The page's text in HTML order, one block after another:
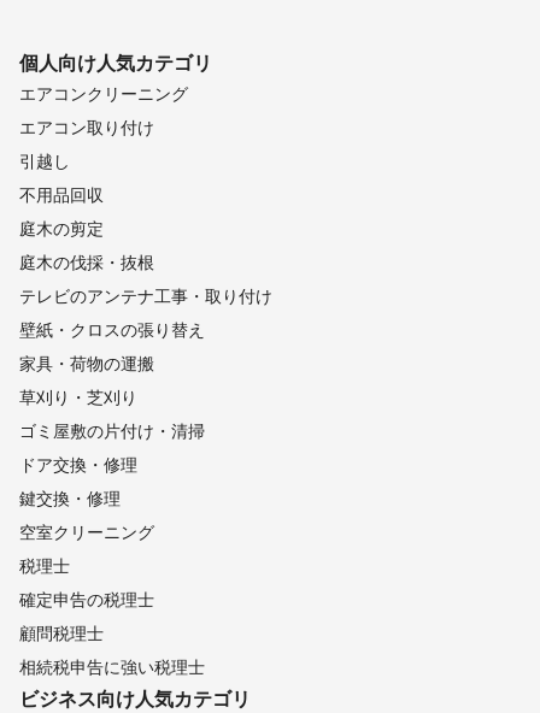
個人向け人気カテゴリ
エアコンクリーニング
エアコン取り付け
引越し
不用品回収
庭木の剪定
庭木の伐採・抜根
テレビのアンテナ工事・取り付け
壁紙・クロスの張り替え
家具・荷物の運搬
草刈り・芝刈り
ゴミ屋敷の片付け・清掃
ドア交換・修理
鍵交換・修理
空室クリーニング
税理士
確定申告の税理士
顧問税理士
相続税申告に強い税理士
ビジネス向け人気カテゴリ